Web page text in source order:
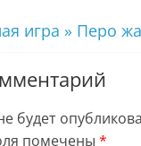
игра » Перо
будет
помечены *